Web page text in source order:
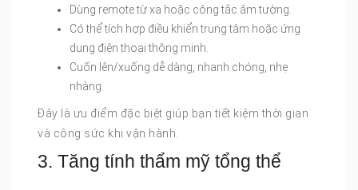
Dùng remote từ xa hoặc công tắc âm tường.
Có thể tích hợp điều khiển trung tâm hoặc ứng
dụng điện thoại thông minh.
Cuốn lên/xuống dễ dàng, nhanh chóng, nhẹ
nhàng.
Đây là ưu điểm đặc biệt giúp bạn tiết kiệm thời gian
và công sức khi vận hành.
3. Tăng tính thẩm mỹ tổng thể